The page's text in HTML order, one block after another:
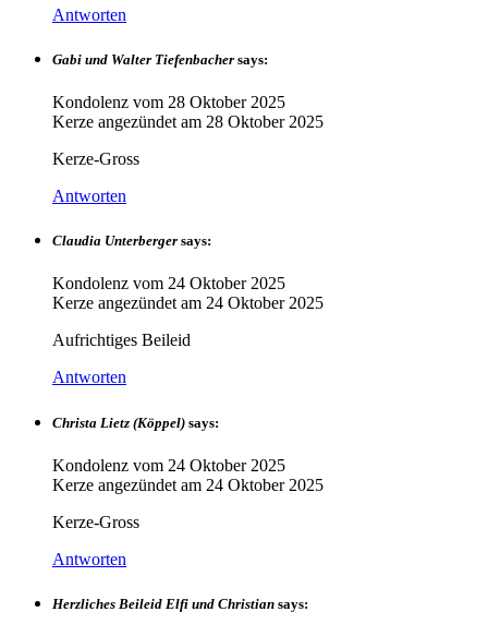
Antworten
Gabi und Walter Tiefenbacher says:
Kondolenz vom 28 Oktober 2025
Kerze angezündet am 28 Oktober 2025
Kerze-Gross
Antworten
Claudia Unterberger says:
Kondolenz vom 24 Oktober 2025
Kerze angezündet am 24 Oktober 2025
Aufrichtiges Beileid
Antworten
Christa Lietz (Köppel) says:
Kondolenz vom 24 Oktober 2025
Kerze angezündet am 24 Oktober 2025
Kerze-Gross
Antworten
Herzliches Beileid Elfi und Christian says: